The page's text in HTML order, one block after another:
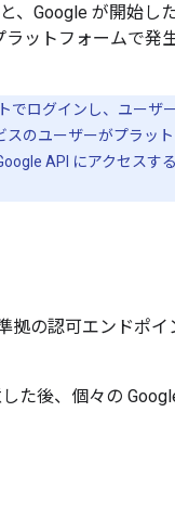
、Google が開始し
ラットフォームで発
ログインし、ユーザ
スのユーザーがプラッ
API にアクセスす
拠の認可エンドポ
た後、個々の